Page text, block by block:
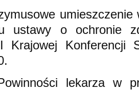
ustawy o ochronie
Krajowej Konferencji
lekarza w